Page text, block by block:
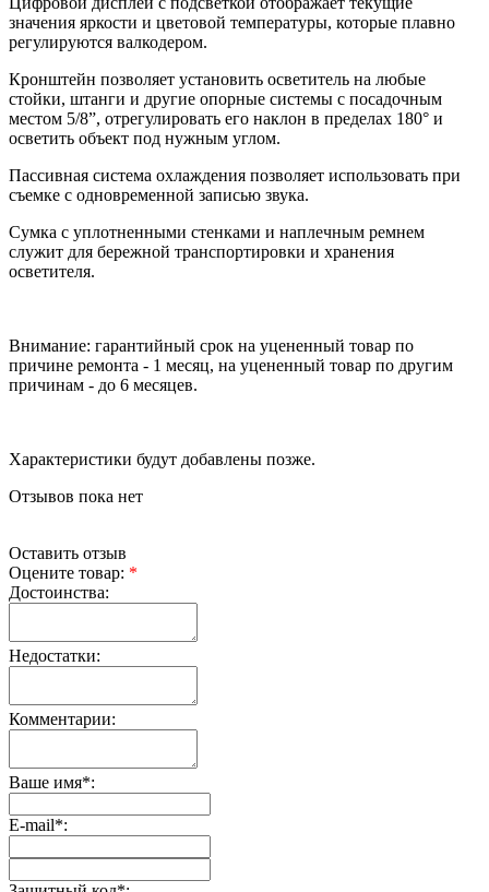
значения яркости и цветовой температуры, которые плавно
регулируются валкодером.
Кронштейн позволяет установить осветитель на любые
стойки, штанги и другие опорные системы с посадочным
местом 5/8”, отрегулировать его наклон в пределах 180° и
осветить объект под нужным углом.
Пассивная система охлаждения позволяет использовать при
съемке с одновременной записью звука.
Сумка с уплотненными стенками и наплечным ремнем
служит для бережной транспортировки и хранения
осветителя.
Внимание: гарантийный срок на уцененный товар по
причине ремонта - 1 месяц, на уцененный товар по другим
причинам - до 6 месяцев.
Характеристики будут добавлены позже.
Отзывов пока нет
Оставить отзыв
Оцените товар: *
Достоинства:
Недостатки:
Комментарии:
Ваше имя*:
E-mail*: